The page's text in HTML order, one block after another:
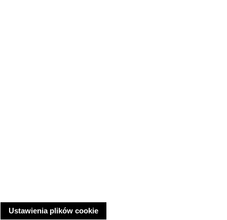
Ustawienia plików cookie